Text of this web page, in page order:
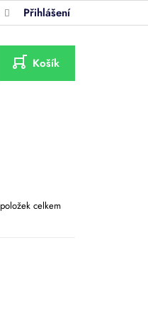
Přihlášení
NÁKUPNÍ
KOŠÍK
položek celkem